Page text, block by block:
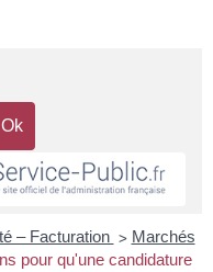
– Facturation > Marchés
pour qu'une candidature